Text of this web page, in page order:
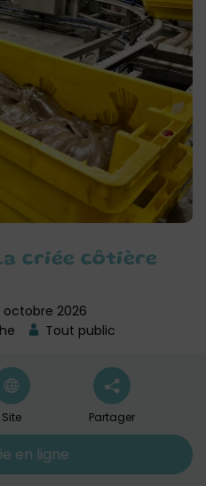
criée côtière
2026
Tout public
Site Partager
en ligne